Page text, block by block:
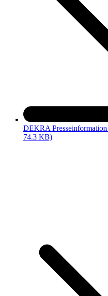
DEKRA
74.3 KB)